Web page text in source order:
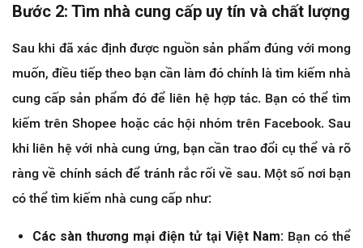
Bước 2: Tìm nhà cung cấp uy tín và chất lượng
Sau khi đã xác định được nguồn sản phẩm đúng với mong
muốn, điều tiếp theo bạn cần làm đó chính là tìm kiếm nhà
cung cấp sản phẩm đó để liên hệ hợp tác. Bạn có thể tìm
kiếm trên Shopee hoặc các hội nhóm trên Facebook. Sau
khi liên hệ với nhà cung ứng, bạn cần trao đổi cụ thể và rõ
ràng về chính sách để tránh rắc rối về sau. Một số nơi bạn
có thể tìm kiếm nhà cung cấp như:
Các sàn thương mại điện tử tại Việt Nam: Bạn có thể